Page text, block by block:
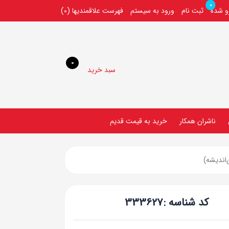
شده
0
ثبت نام ورود به سیستم فهرست علاقمندیها (0)
سبد خرید
0
ناشران همکار خريد به قيمت قديم
کد شناسه :333627